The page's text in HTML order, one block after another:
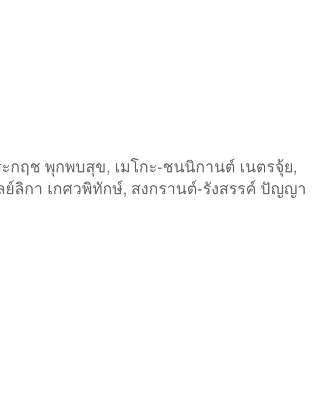
กฤช พุกพบสุข, เมโกะ-ชนนิกานต์ เนตรจุ้ย,
กา เกศวพิทักษ์, สงกรานต์-รังสรรค์ ปัญญา